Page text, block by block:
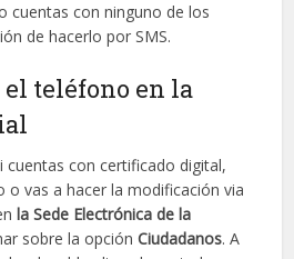
cuentas con ninguno de los
de hacerlo por SMS.
teléfono en la
cuentas con certificado digital,
o vas a hacer la modificación via
la Sede Electrónica de la
sobre la opciónCiudadanos. A